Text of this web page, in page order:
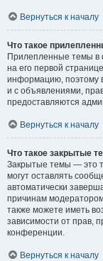
Вернуться к началу
Что такое
Прилепленные темы в
на его первой
информацию, поэтому
и с объявлениями,
предоставляются
Вернуться к началу
Что такое закрытые
Закрытые темы — это
могут оставлять
автоматически
причинам
также можете иметь
зависимости от прав,
конференции.
Вернуться к началу